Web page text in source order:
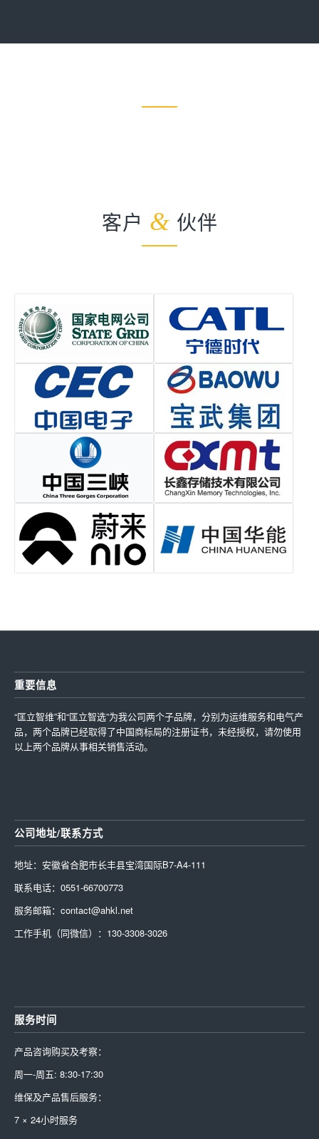
客户 & 伙伴
重要信息
“匡立智维”和“匡立智选”为我公司两个子品牌，分别为运维服务和电气产
品，两个品牌已经取得了中国商标局的注册证书，未经授权，请勿使用
以上两个品牌从事相关销售活动。
公司地址/联系方式
地址：安徽省合肥市长丰县宝湾国际B7-A4-111
联系电话：0551-66700773
服务邮箱：contact@ahkl.net
工作手机（同微信）：130-3308-3026
服务时间
产品咨询购买及考察：
周一-周五: 8:30-17:30
维保及产品售后服务：
7 × 24小时服务